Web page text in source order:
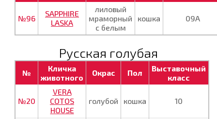
№96
SAPPHIRE
LASKA
лиловый
мраморный
с белым
кошка 09А
Русская голубая
№
Кличка
животного
Окрас Пол
Выставочный
класс
№20
VERA
COTOS
HOUSE
голубой кошка 10